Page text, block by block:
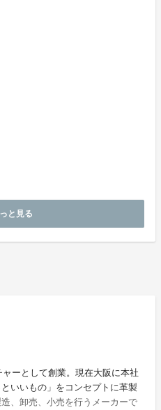
と見る
ーとして創業。現在大阪に本社
いいもの」をコンセプトに革製
、卸売、小売を行うメーカーで